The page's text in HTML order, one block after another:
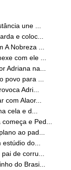
une ...
e coloc...
Nobreza ...
com ele ...
Adriana na...
povo para ...
Adri...
com Alaor...
cela e d...
e Ped...
ao pad...
do...
de corru...
do Brasi...